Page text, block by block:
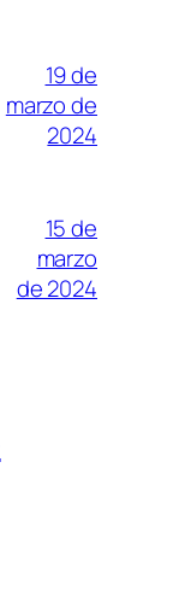
19 de
marzo de
2024
15 de
marzo
de 2024